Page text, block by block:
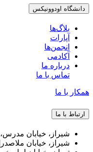
دانشگاه اودوونیکس
بلاگ‌ها
آپارات
انجمن‌ها
آکادمی
درباره ما
تماس با ما
همکار با ما
ارتباط با ما
شیراز، خیابان مدرس،
شیراز، خیابان